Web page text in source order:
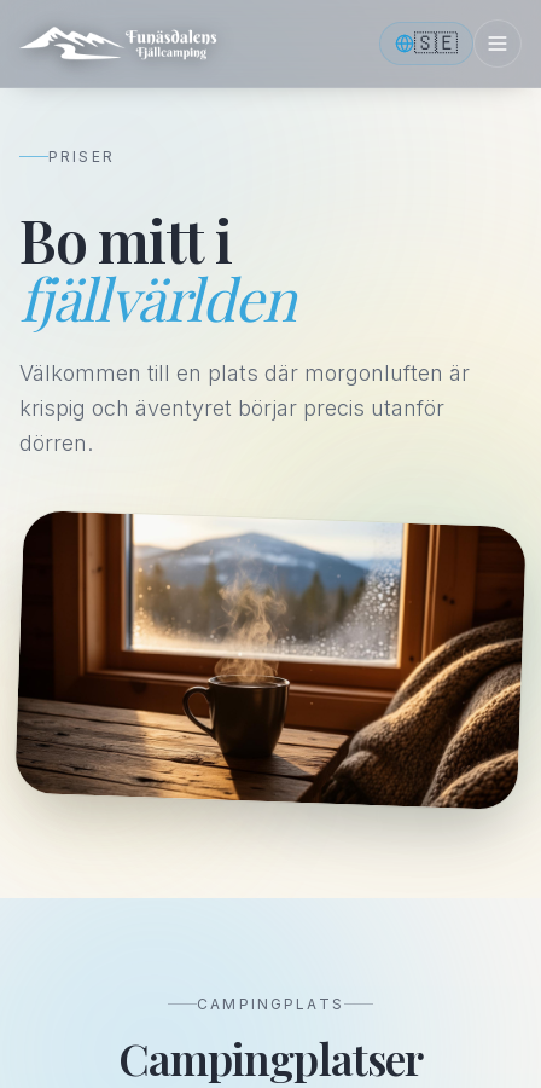
🇸🇪
PRISER
Bo mitt i
fjällvärlden
Välkommen till en plats där morgonluften är
krispig och äventyret börjar precis utanför
dörren.
CAMPINGPLATS
Campingplatser